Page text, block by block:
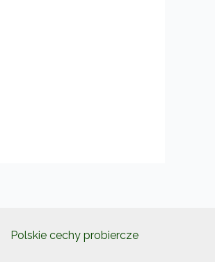
Polskie cechy probiercze